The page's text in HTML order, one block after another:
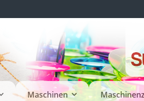
Maschinen